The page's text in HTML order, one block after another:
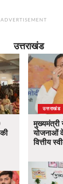
ADVERTISEMENT
उत्तराखंड
उत्तराखंड
मुख्यमंत्री
योजनाओं
वित्तीय